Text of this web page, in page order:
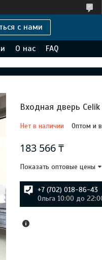
с нами
О нас FAQ
Входная дверь
Нет в наличии Оптом и
183 566 ₸
Показать оптовые цены
+7 (702) 018-86-43
Ольга 10:00 до